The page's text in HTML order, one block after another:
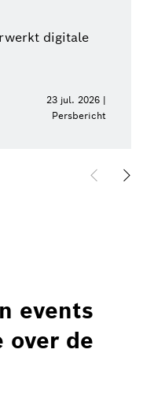
digitale
23 jul. 2026 |
Persbericht
events
over de